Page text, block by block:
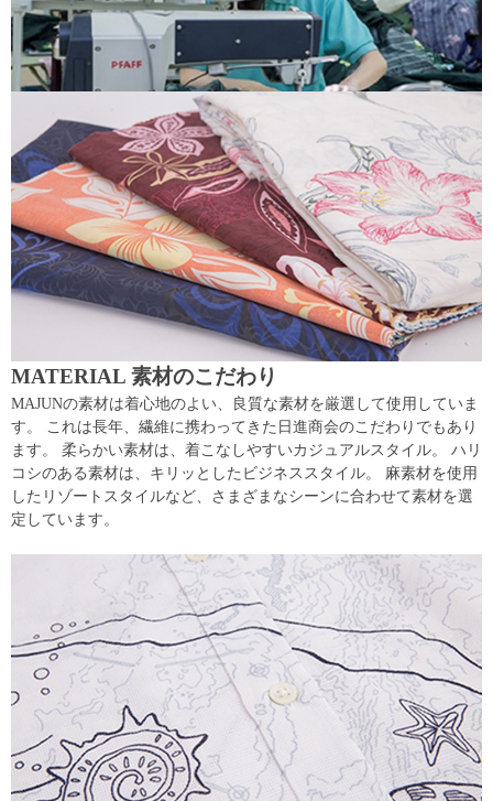
MATERIAL 素材のこだわり
MAJUNの素材は着心地のよい、良質な素材を厳選して使用していま
す。 これは長年、繊維に携わってきた日進商会のこだわりでもあり
ます。 柔らかい素材は、着こなしやすいカジュアルスタイル。 ハリ
コシのある素材は、キリッとしたビジネススタイル。 麻素材を使用
したリゾートスタイルなど、さまざまなシーンに合わせて素材を選
定しています。